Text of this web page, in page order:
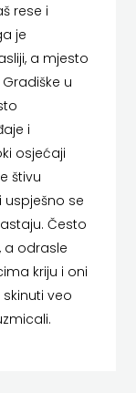
rese i
je
a mjesto
u
i
osjećaji
štivu
se
Često
a odrasle
kriju i oni
veo